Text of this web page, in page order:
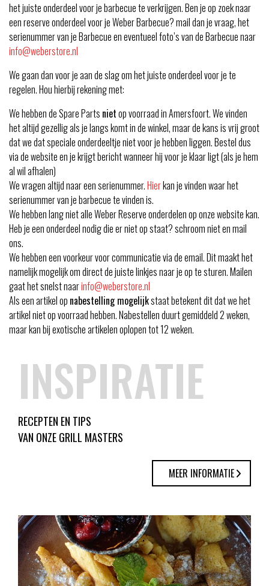
het juiste onderdeel voor je barbecue te verkrijgen. Ben je op zoek naar
een reserve onderdeel voor je Weber Barbecue? mail dan je vraag, het
serienummer van je Barbecue en eventueel foto’s van de Barbecue naar
info@weberstore.nl
We gaan dan voor je aan de slag om het juiste onderdeel voor je te
regelen. Hou hierbij rekening met:
We hebben de Spare Parts nietop voorraad in Amersfoort. We vinden
het altijd gezellig als je langs komt in de winkel, maar de kans is vrij groot
dat we dat speciale onderdeeltje niet voor je hebben liggen. Bestel dus
via de website en je krijgt bericht wanneer hij voor je klaar ligt (als je hem
al wil afhalen)
We vragen altijd naar een serienummer.Hierkan je vinden waar het
serienummer van je barbecue te vinden is.
We hebben lang niet alle Weber Reserve onderdelen op onze website kan.
Heb je een onderdeel nodig die er niet op staat? schroom niet en mail
ons.
We hebben een voorkeur voor communicatie via de email. Dit maakt het
namelijk mogelijk om direct de juiste linkjes naar je op te sturen. Mailen
gaat het snelst naarinfo@weberstore.nl
Als een artikel op nabestelling mogelijkstaat betekent dit dat we het
artikel niet op voorraad hebben. Nabestellen duurt gemiddeld 2 weken,
maar kan bij exotische artikelen oplopen tot 12 weken.
INSPIRATIE
RECEPTEN EN TIPS
VAN ONZE GRILL MASTERS
MEER INFORMATIE